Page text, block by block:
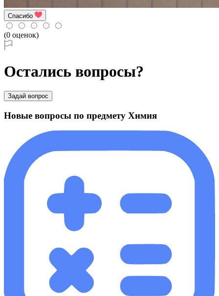
Спасибо
(0 оценок)
Остались вопросы?
Задай вопрос
Новые вопросы по предмету Химия